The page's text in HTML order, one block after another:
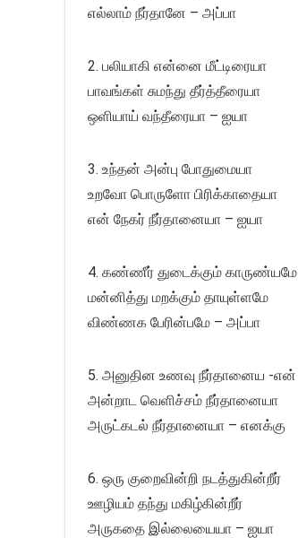
எல்லாம் நீர்தானே – அப்பா
2. பலியாகி என்னை மீட்டிரையா
பாவங்கள் சுமந்து தீர்த்தீரையா
ஒளியாய் வந்தீரையா – ஐயா
3. உந்தன் அன்பு போதுமையா
உறவோ பொருளோ பிரிக்காதையா
என் நேகர் நீர்தானையா – ஐயா
4. கண்ணீர் துடைக்கும் காருண்யமே
மன்னித்து மறக்கும் தாயுள்ளமே
விண்ணக பேரின்பமே – அப்பா
5. அனுதின உணவு நீர்தானைய -என்
அன்றாட வெளிச்சம் நீர்தானையா
அருட்கடல் நீர்தானையா – எனக்கு
6. ஒரு குறைவின்றி நடத்துகின்றீர்
ஊழியம் தந்து மகிழ்கின்றீர்
அருகதை இல்லையையா – ஐயா